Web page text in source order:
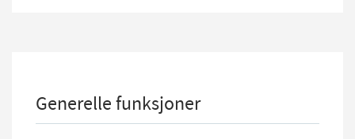
Generelle funksjoner